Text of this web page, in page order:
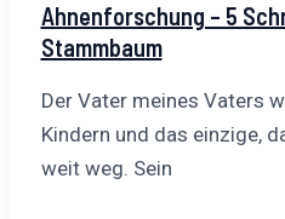
Ahnenforschung – 5
Stammbaum
Der Vater meines Vaters
Kindern und das einzige,
weit weg. Sein